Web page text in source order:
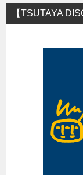
【TSUTAYA